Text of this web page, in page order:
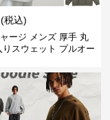
(税込)
ージ メンズ 厚手 丸
りスウェット プルオー